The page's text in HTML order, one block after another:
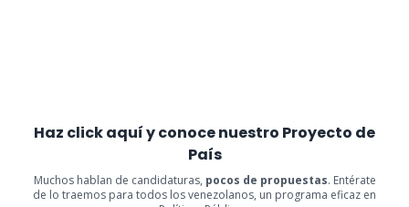
Haz click aquí y conoce nuestro Proyecto de
País
Muchos hablan de candidaturas, pocos de propuestas. Entérate
de lo traemos para todos los venezolanos, un programa eficaz en